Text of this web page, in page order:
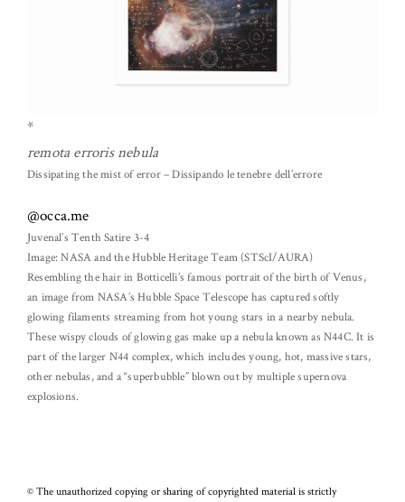
*
remota erroris nebula
Dissipating the mist of error – Dissipando le tenebre dell’errore
@occa.me
Juvenal’s Tenth Satire 3-4
Image: NASA and the Hubble Heritage Team (STScI/AURA)
Resembling the hair in Botticelli’s famous portrait of the birth of Venus,
an image from NASA’s Hubble Space Telescope has captured softly
glowing filaments streaming from hot young stars in a nearby nebula.
These wispy clouds of glowing gas make up a nebula known as N44C. It is
part of the larger N44 complex, which includes young, hot, massive stars,
other nebulas, and a “superbubble” blown out by multiple supernova
explosions.
© The unauthorized copying or sharing of copyrighted material is strictly